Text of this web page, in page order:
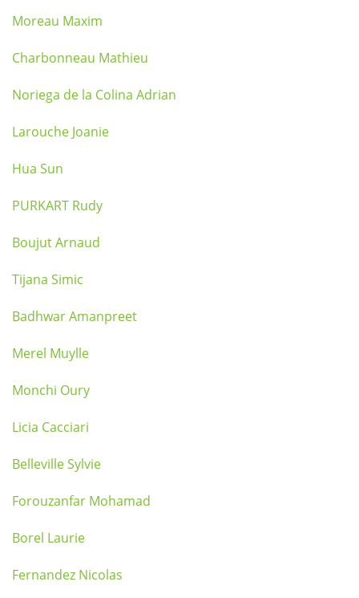
Moreau Maxim
Charbonneau Mathieu
Noriega de la Colina Adrian
Larouche Joanie
Hua Sun
PURKART Rudy
Boujut Arnaud
Tijana Simic
Badhwar Amanpreet
Merel Muylle
Monchi Oury
Licia Cacciari
Belleville Sylvie
Forouzanfar Mohamad
Borel Laurie
Fernandez Nicolas